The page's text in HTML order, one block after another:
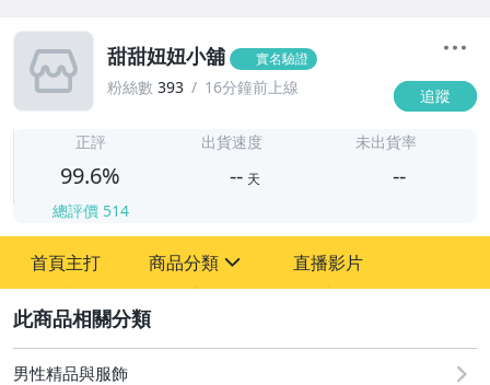
甜甜妞妞小舖 實名驗證
粉絲數 393 16分鐘前上線 追蹤
正評
99.6%
總評價 514
出貨速度
-- 天
未出貨率
--
首頁主打 商品分類
嬰幼兒與孕婦
手機、配件與通訊
直播影片
男性精品與服飾